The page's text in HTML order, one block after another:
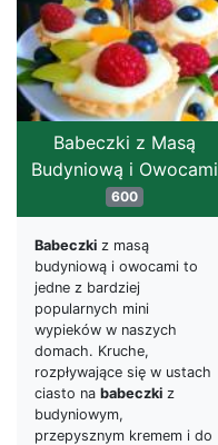
Babeczki z Masą
Budyniową i Owocami
600
Babeczki z masą
budyniową i owocami to
jedne z bardziej
popularnych mini
wypieków w naszych
domach. Kruche,
rozpływające się w ustach
ciasto na babeczki z
budyniowym,
przepysznym kremem i do